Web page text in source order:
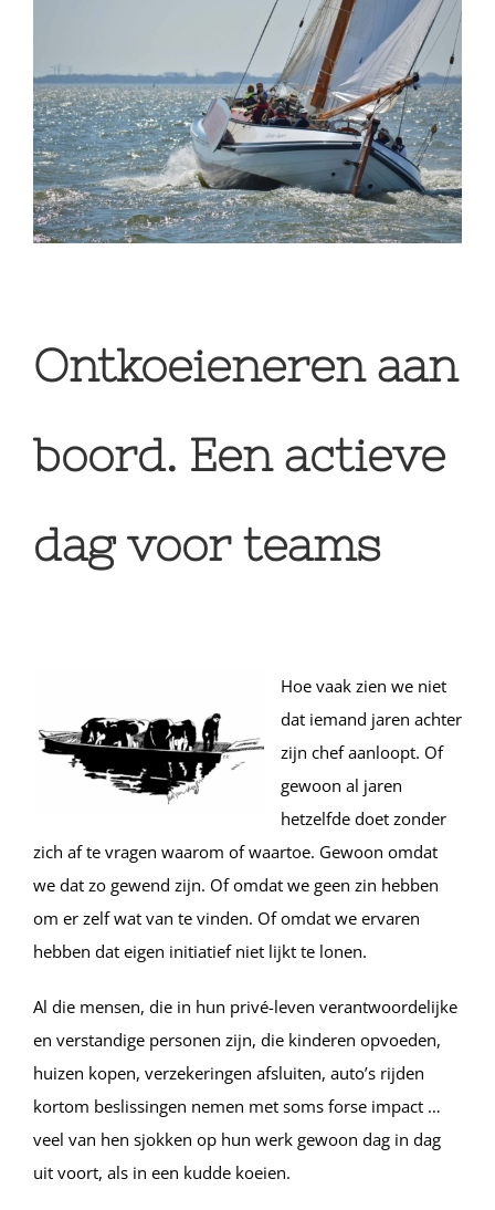
Ontkoeieneren aan
boord. Een actieve
dag voor teams
Hoe vaak zien we niet
dat iemand jaren achter
zijn chef aanloopt. Of
gewoon al jaren
hetzelfde doet zonder
zich af te vragen waarom of waartoe. Gewoon omdat
we dat zo gewend zijn. Of omdat we geen zin hebben
om er zelf wat van te vinden. Of omdat we ervaren
hebben dat eigen initiatief niet lijkt te lonen.
Al die mensen, die in hun privé-leven verantwoordelijke
en verstandige personen zijn, die kinderen opvoeden,
huizen kopen, verzekeringen afsluiten, auto’s rijden
kortom beslissingen nemen met soms forse impact …
veel van hen sjokken op hun werk gewoon dag in dag
uit voort, als in een kudde koeien.